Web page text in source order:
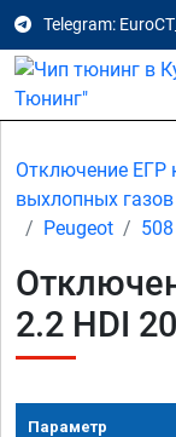
Telegram:
Отключение ЕГР
выхлопных газов
Peugeot
508
2.2 HDI
Параметр